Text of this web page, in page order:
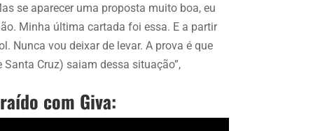
se aparecer uma proposta muito boa, eu
Minha última cartada foi essa. E a partir
Nunca vou deixar de levar. A prova é que
Cruz) saiam dessa situação”,
com Giva: